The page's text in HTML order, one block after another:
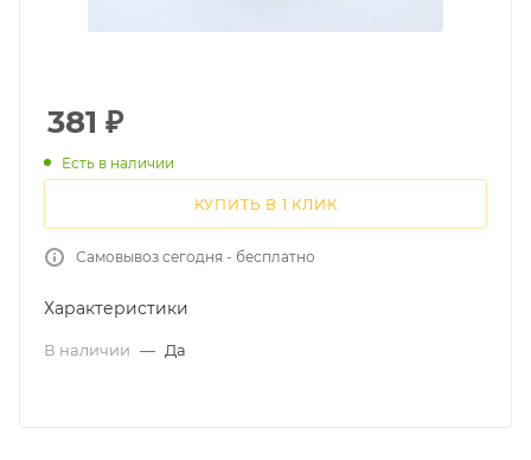
381 ₽
Есть в наличии
КУПИТЬ В 1 КЛИК
Самовывоз сегодня - бесплатно
Характеристики
В наличии — Да